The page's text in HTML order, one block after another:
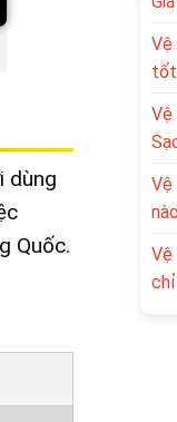
dùng
Quốc.
Vệ
tốt
Vệ
Vệ
Vệ